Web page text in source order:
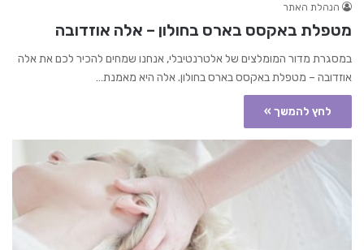
הנהלת האתר
מטפלת באקסס בארס בחולון – אלה אוזדובה
במסגרת מדור המומלצים של אלטרנטיבלי, אנחנו שמחים להכיר לכם את אלה
אוזדובה – מטפלת באקסס בארס בחולון. אלה היא מאמנת…
לחץ להמשך »